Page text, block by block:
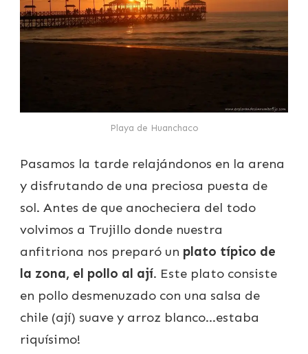
Playa de Huanchaco
Pasamos la tarde relajándonos en la arena
y disfrutando de una preciosa puesta de
sol. Antes de que anocheciera del todo
volvimos a Trujillo donde nuestra
anfitriona nos preparó un plato típico de
la zona, el pollo al ají. Este plato consiste
en pollo desmenuzado con una salsa de
chile (ají) suave y arroz blanco…estaba
riquísimo!